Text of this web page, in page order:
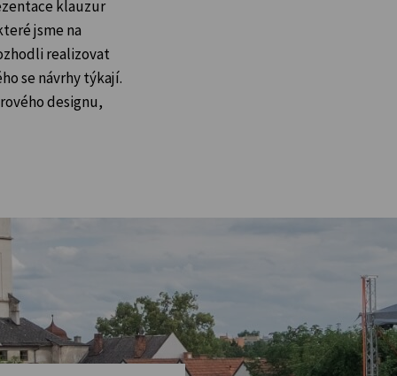
klauzur
jsme na
realizovat
se návrhy týkají.
designu,